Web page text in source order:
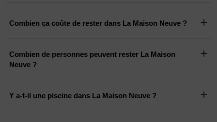
Combien ça coûte de rester dans La Maison Neuve ?
Combien de personnes peuvent rester La Maison
Neuve ?
Y a-t-il une piscine dans La Maison Neuve ?